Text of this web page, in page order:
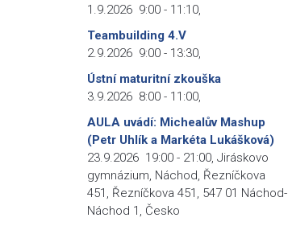
1.9.2026 9:00 - 11:10
Teambuilding 4.V
2.9.2026 9:00 - 13:30
Ústní maturitní zkouška
3.9.2026 8:00 - 11:00
AULA uvádí: Michealův Mashup
(Petr Uhlík a Markéta Lukášková)
23.9.2026 19:00 - 21:00 Jiráskovo
gymnázium, Náchod, Řezníčkova
451, Řezníčkova 451, 547 01 Náchod-
Náchod 1, Česko